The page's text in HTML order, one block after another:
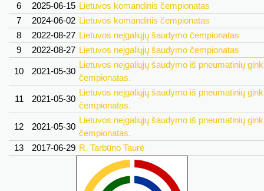
6
2025-06-15 Lietuvos komandinis čempionatas
7
2024-06-02 Lietuvos komandinis čempionatas
8
2022-08-27 Lietuvos neįgaliųjų šaudymo čempionatas
9
2022-08-27 Lietuvos neįgaliųjų šaudymo čempionatas
10 2021-05-30
Lietuvos neįgaliųjų šaudymo iš pneumatinių
čempionatas.
11 2021-05-30
Lietuvos neįgaliųjų šaudymo iš pneumatinių
čempionatas.
12 2021-05-30
Lietuvos neįgaliųjų šaudymo iš pneumatinių
čempionatas.
13
2017-06-29 R. Tarbūno Taurė